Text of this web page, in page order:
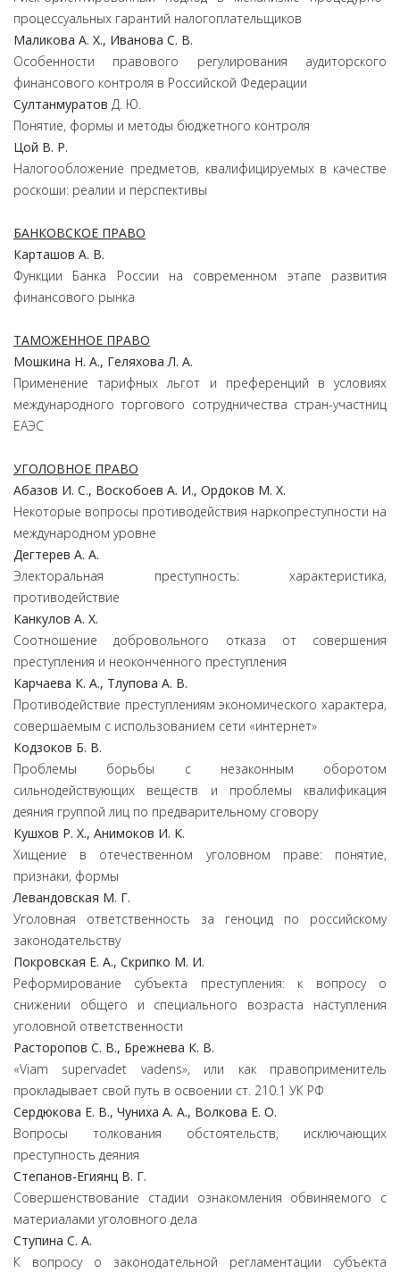
процессуальных гарантий налогоплательщиков
Маликова А. Х., Иванова С. В.
Особенности правового регулирования аудиторского
финансового контроля в Российской Федерации
Султанмуратов Д. Ю.
Понятие, формы и методы бюджетного контроля
Цой В. Р.
Налогообложение предметов, квалифицируемых в качестве
роскоши: реалии и перспективы
БАНКОВСКОЕ ПРАВО
Карташов А. В.
Функции Банка России на современном этапе развития
финансового рынка
ТАМОЖЕННОЕ ПРАВО
Мошкина Н. А., Геляхова Л. А.
Применение тарифных льгот и преференций в условиях
международного торгового сотрудничества стран-участниц
ЕАЭС
УГОЛОВНОЕ ПРАВО
Абазов И. С., Воскобоев А. И., Ордоков М. Х.
Некоторые вопросы противодействия наркопреступности на
международном уровне
Дегтерев А. А.
Электоральная преступность: характеристика,
противодействие
Канкулов А. Х.
Соотношение добровольного отказа от совершения
преступления и неоконченного преступления
Карчаева К. А., Тлупова А. В.
Противодействие преступлениям экономического характера,
совершаемым с использованием сети «интернет»
Кодзоков Б. В.
Проблемы борьбы с незаконным оборотом
сильнодействующих веществ и проблемы квалификация
деяния группой лиц по предварительному сговору
Кушхов Р. Х., Анимоков И. К.
Хищение в отечественном уголовном праве: понятие,
признаки, формы
Левандовская М. Г.
Уголовная ответственность за геноцид по российскому
законодательству
Покровская Е. А., Скрипко М. И.
Реформирование субъекта преступления: к вопросу о
снижении общего и специального возраста наступления
уголовной ответственности
Расторопов С. В., Брежнева К. В.
«Viam supervadet vadens», или как правоприменитель
прокладывает свой путь в освоении ст. 210.1 УК РФ
Сердюкова Е. В., Чуниха А. А., Волкова Е. О.
Вопросы толкования обстоятельств, исключающих
преступность деяния
Степанов-Егиянц В. Г.
Совершенствование стадии ознакомления обвиняемого с
материалами уголовного дела
Ступина С. А.
К вопросу о законодательной регламентации субъекта